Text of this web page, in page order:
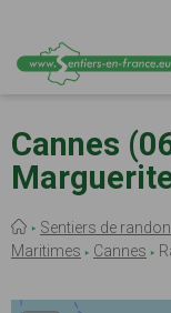
au
contenu
principal
Cannes
Fil
d'Ariane
Sentiers de
Maritimes
Cannes